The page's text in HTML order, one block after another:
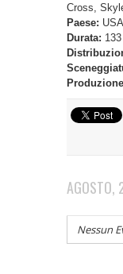
Cross,
Paese: USA
Durata:
AGOSTO,
Nessun